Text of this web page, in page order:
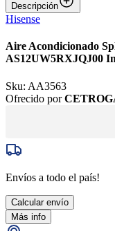
Descripción
Hisense
Aire Acondicionado
AS12UW5RXJQJ00
Sku: AA3563
Ofrecido por
Envíos a todo el país!
Calcular envío
Más info